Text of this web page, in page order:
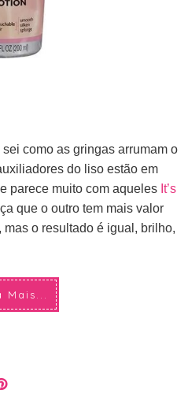
sei como as gringas arrumam o
do liso estão em
parece muito com aqueles It’s
que o outro tem mais valor
o resultado é igual, brilho,
Mais...